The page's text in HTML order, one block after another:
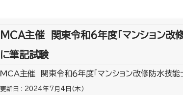
MCA主催 関東令和６年度「マンション改
に筆記試験
MCA主催 関東令和６年度「マンション改修防水技能
更新日 : 2024年7月4日（木）